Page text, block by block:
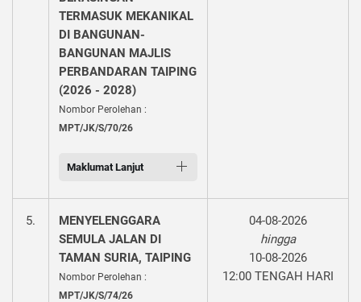
TERMASUK MEKANIKAL
DI BANGUNAN-
BANGUNAN MAJLIS
PERBANDARAN TAIPING
(2026 - 2028)
Nombor Perolehan :
MPT/JK/S/70/26
Maklumat Lanjut
5.
MENYELENGGARA
SEMULA JALAN DI
TAMAN SURIA, TAIPING
Nombor Perolehan :
MPT/JK/S/74/26
04-08-2026
hingga
10-08-2026
12:00 TENGAH HARI